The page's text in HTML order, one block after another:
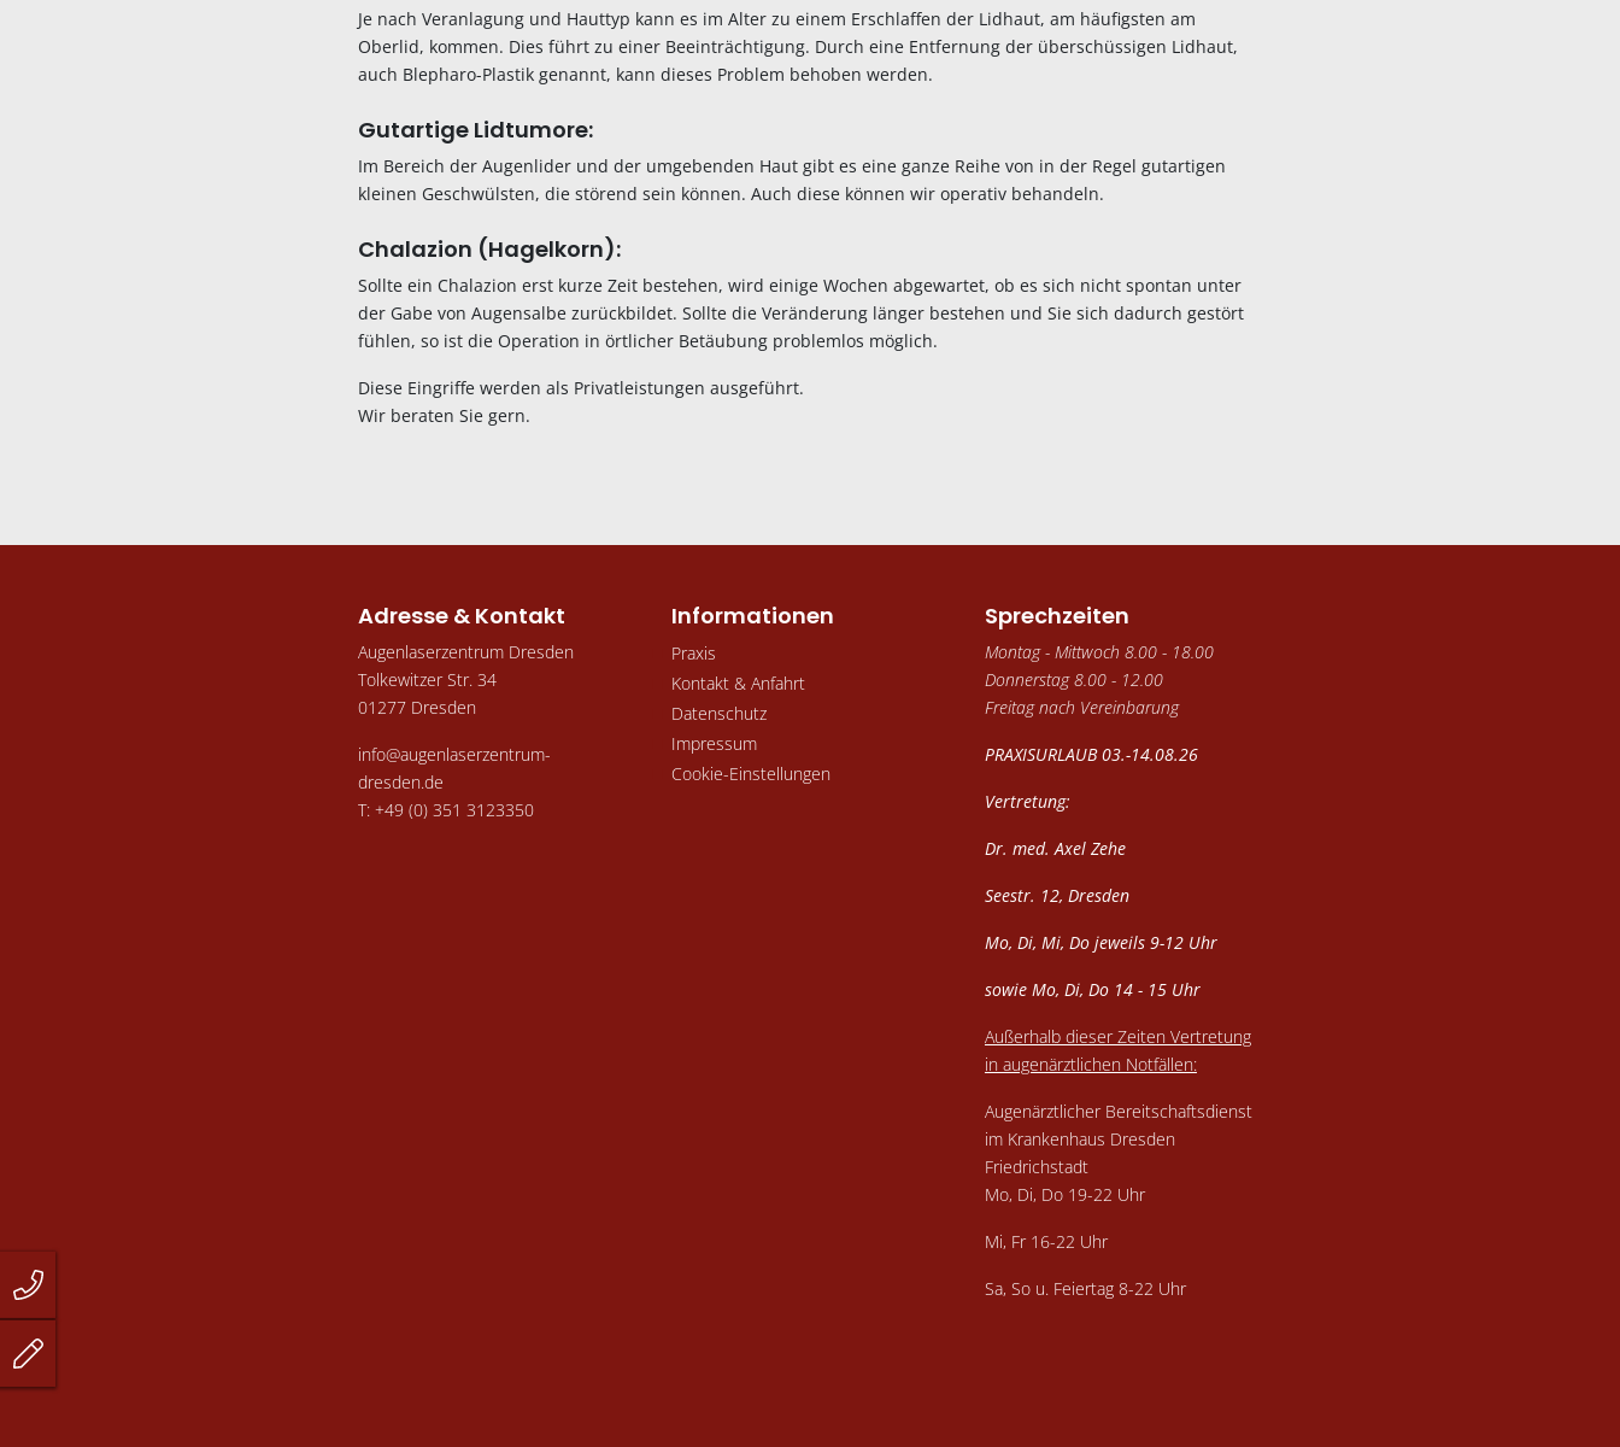
Je nach Veranlagung und Hauttyp kann es im Alter zu einem Erschlaffen der Lidhaut, am häufigsten am
Oberlid, kommen. Dies führt zu einer Beeinträchtigung. Durch eine Entfernung der überschüssigen Lidhaut,
auch Blepharo-Plastik genannt, kann dieses Problem behoben werden.
Gutartige Lidtumore:
Im Bereich der Augenlider und der umgebenden Haut gibt es eine ganze Reihe von in der Regel gutartigen
kleinen Geschwülsten, die störend sein können. Auch diese können wir operativ behandeln.
Chalazion (Hagelkorn):
Sollte ein Chalazion erst kurze Zeit bestehen, wird einige Wochen abgewartet, ob es sich nicht spontan unter
der Gabe von Augensalbe zurückbildet. Sollte die Veränderung länger bestehen und Sie sich dadurch gestört
fühlen, so ist die Operation in örtlicher Betäubung problemlos möglich.
Diese Eingriffe werden als Privatleistungen ausgeführt.
Wir beraten Sie gern.
Adresse & Kontakt
Augenlaserzentrum Dresden
Tolkewitzer Str. 34
01277 Dresden
info@augenlaserzentrum-
dresden.de
T: +49 (0) 351 3123350
Informationen
Praxis
Kontakt & Anfahrt
Datenschutz
Impressum
Cookie-Einstellungen
Sprechzeiten
Montag - Mittwoch 8.00 - 18.00
Donnerstag 8.00 - 12.00
Freitag nach Vereinbarung
PRAXISURLAUB 03.-14.08.26
Vertretung:
Dr. med. Axel Zehe
Seestr. 12, Dresden
Mo, Di, Mi, Do jeweils 9-12 Uhr
sowie Mo, Di, Do 14 - 15 Uhr
Außerhalb dieser Zeiten Vertretung
in augenärztlichen Notfällen:
Augenärztlicher Bereitschaftsdienst
im Krankenhaus Dresden
Friedrichstadt
Mo, Di, Do 19-22 Uhr
Mi, Fr 16-22 Uhr
Sa, So u. Feiertag 8-22 Uhr